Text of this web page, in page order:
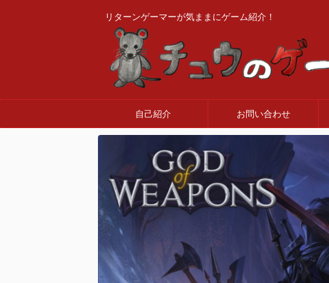
リターンゲーマーが気ままにゲーム紹介！
自己紹介 お問い合わせ